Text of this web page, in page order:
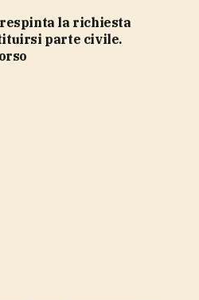
parte civile.